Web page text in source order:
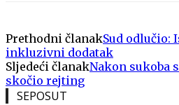
Prethodni članakSud odlučio:
inkluzivni dodatak
Sljedeći članakNakon sukoba
skočio rejting
SEPOSUT